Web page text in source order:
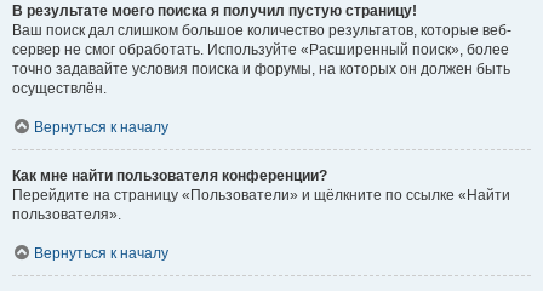
В результате моего поиска я получил пустую страницу!
Ваш поиск дал слишком большое количество результатов, которые веб-
сервер не смог обработать. Используйте «Расширенный поиск», более
точно задавайте условия поиска и форумы, на которых он должен быть
осуществлён.
Вернуться к началу
Как мне найти пользователя конференции?
Перейдите на страницу «Пользователи» и щёлкните по ссылке «Найти
пользователя».
Вернуться к началу